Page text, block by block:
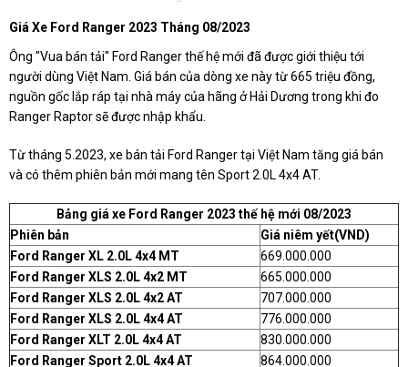
Giá Xe Ford Ranger 2023 Tháng 08/2023
Ông "Vua bán tải" Ford Ranger thế hệ mới đã được giới thiệu tới
người dùng Việt Nam. Giá bán của dòng xe này từ 665 triệu đồng,
nguồn gốc lắp ráp tại nhà máy của hãng ở Hải Dương trong khi đo
Ranger Raptor sẽ được nhập khẩu.
Từ tháng 5.2023, xe bán tải Ford Ranger tại Việt Nam tăng giá bán
và có thêm phiên bản mới mang tên Sport 2.0L 4x4 AT.
Bảng giá xe Ford Ranger 2023 thế hệ mới 08/2023
Phiên bản
Giá niêm yết(VND)
Ford Ranger XL 2.0L 4x4 MT
669.000.000
Ford Ranger XLS 2.0L 4x2 MT
665.000.000
Ford Ranger XLS 2.0L 4x2 AT
707.000.000
Ford Ranger XLS 2.0L 4x4 AT
776.000.000
Ford Ranger XLT 2.0L 4x4 AT
830.000.000
Ford Ranger Sport 2.0L 4x4 AT
864.000.000